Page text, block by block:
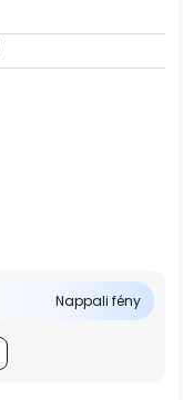
Nappali fény